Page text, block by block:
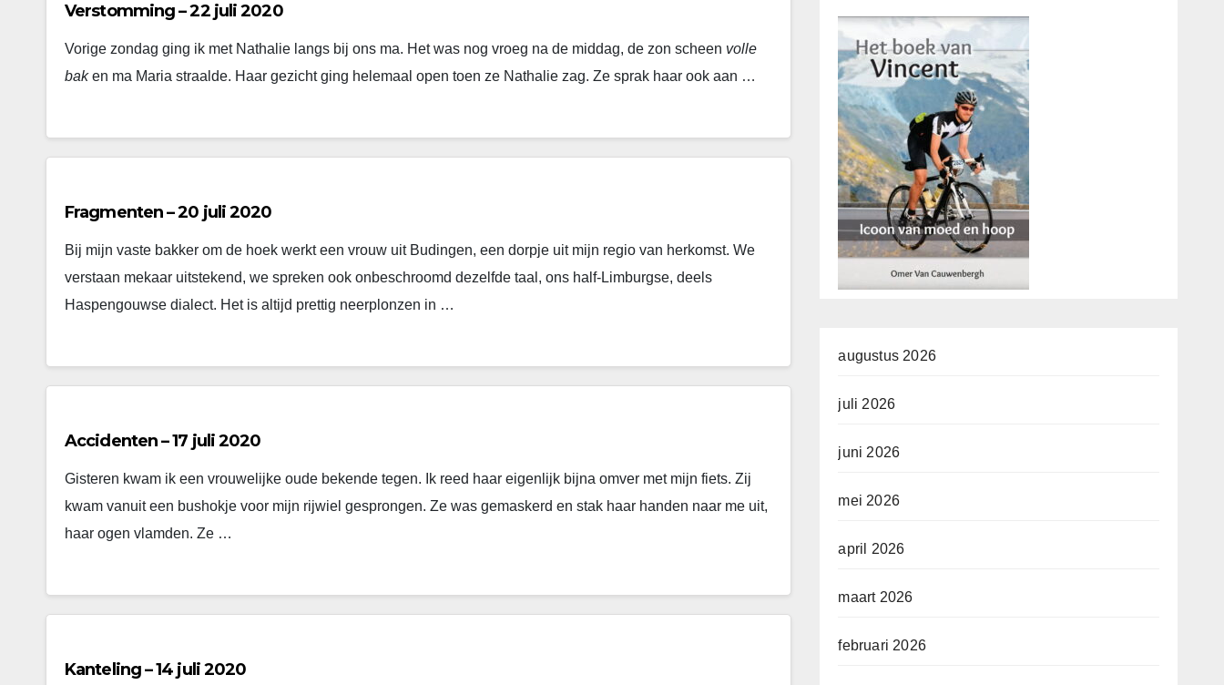
Verstomming – 22 juli 2020
Vorige zondag ging ik met Nathalie langs bij ons ma. Het was nog vroeg na de middag, de zon scheen volle
baken ma Maria straalde. Haar gezicht ging helemaal open toen ze Nathalie zag. Ze sprak haar ook aan …
Fragmenten – 20 juli 2020
Bij mijn vaste bakker om de hoek werkt een vrouw uit Budingen, een dorpje uit mijn regio van herkomst. We
verstaan mekaar uitstekend, we spreken ook onbeschroomd dezelfde taal, ons half-Limburgse, deels
Haspengouwse dialect. Het is altijd prettig neerplonzen in …
Accidenten – 17 juli 2020
Gisteren kwam ik een vrouwelijke oude bekende tegen. Ik reed haar eigenlijk bijna omver met mijn fiets. Zij
kwam vanuit een bushokje voor mijn rijwiel gesprongen. Ze was gemaskerd en stak haar handen naar me uit,
haar ogen vlamden. Ze …
Kanteling – 14 juli 2020
augustus 2026
juli 2026
juni 2026
mei 2026
april 2026
maart 2026
februari 2026